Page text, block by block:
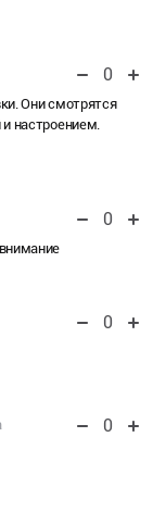
0
Они смотрятся
настроением.
0
0
0